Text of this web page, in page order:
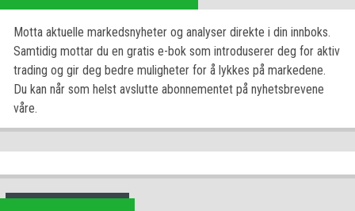
Motta aktuelle markedsnyheter og analyser direkte i din innboks.
Samtidig mottar du en gratis e-bok som introduserer deg for aktiv
trading og gir deg bedre muligheter for å lykkes på markedene.
Du kan når som helst avslutte abonnementet på nyhetsbrevene
våre.